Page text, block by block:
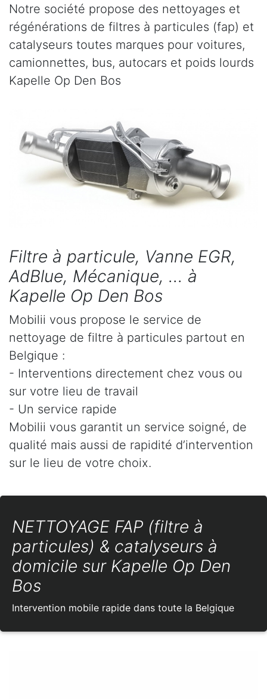
Notre société propose des nettoyages et
régénérations de filtres à particules (fap) et
catalyseurs toutes marques pour voitures,
camionnettes, bus, autocars et poids lourds
Kapelle Op Den Bos
Filtre à particule, Vanne EGR,
AdBlue, Mécanique, ... à
Kapelle Op Den Bos
Mobilii vous propose le service de
nettoyage de filtre à particules partout en
Belgique :
- Interventions directement chez vous ou
sur votre lieu de travail
- Un service rapide
Mobilii vous garantit un service soigné, de
qualité mais aussi de rapidité d’intervention
sur le lieu de votre choix.
NETTOYAGE FAP (filtre à
particules) & catalyseurs à
domicile sur Kapelle Op Den
Bos
Intervention mobile rapide dans toute la Belgique